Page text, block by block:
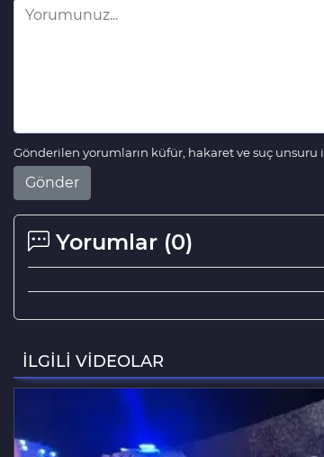
Gönderilen yorumların küfür, hakaret ve suç unsuru
Gönder
Yorumlar (0)
İLGİLİ VİDEOLAR